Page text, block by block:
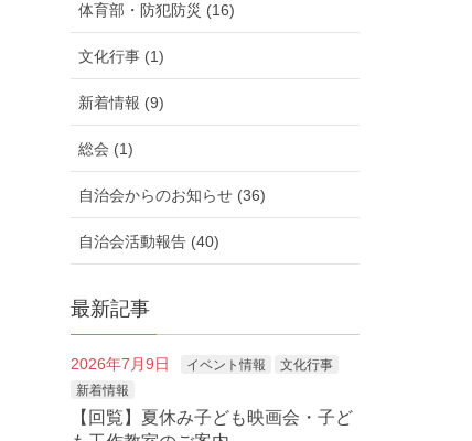
体育部・防犯防災 (16)
文化行事 (1)
新着情報 (9)
総会 (1)
自治会からのお知らせ (36)
自治会活動報告 (40)
最新記事
2026年7月9日 イベント情報
文化行事
新着情報
【回覧】夏休み子ども映画会・子ど